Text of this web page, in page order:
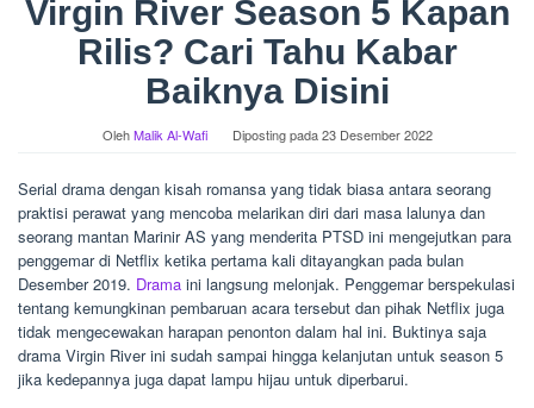
Virgin River Season 5 Kapan
Rilis? Cari Tahu Kabar
Baiknya Disini
OlehMalik Al-Wafi Diposting pada23 Desember 2022
Serial drama dengan kisah romansa yang tidak biasa antara seorang
praktisi perawat yang mencoba melarikan diri dari masa lalunya dan
seorang mantan Marinir AS yang menderita PTSD ini mengejutkan para
penggemar di Netflix ketika pertama kali ditayangkan pada bulan
Desember 2019. Drama ini langsung melonjak. Penggemar berspekulasi
tentang kemungkinan pembaruan acara tersebut dan pihak Netflix juga
tidak mengecewakan harapan penonton dalam hal ini. Buktinya saja
drama Virgin River ini sudah sampai hingga kelanjutan untuk season 5
jika kedepannya juga dapat lampu hijau untuk diperbarui.